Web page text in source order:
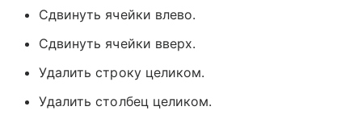
Сдвинуть ячейки влево.
Сдвинуть ячейки вверх.
Удалить строку целиком.
Удалить столбец целиком.